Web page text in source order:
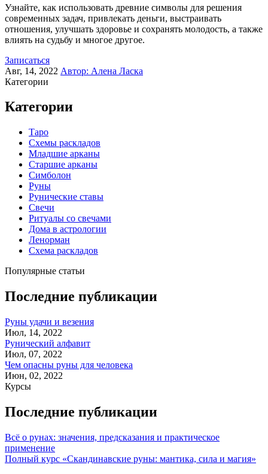
Узнайте, как использовать древние символы для решения
современных задач, привлекать деньги, выстраивать
отношения, улучшать здоровье и сохранять молодость, а также
влиять на судьбу и многое другое.
Записаться
Авг, 14, 2022 Автор: Алена Ласка
Категории
Категории
Таро
Схемы раскладов
Младшие арканы
Старшие арканы
Симболон
Руны
Рунические ставы
Свечи
Ритуалы со свечами
Дома в астрологии
Ленорман
Схема раскладов
Популярные статьи
Последние публикации
Руны удачи и везения
Июл, 14, 2022
Рунический алфавит
Июл, 07, 2022
Чем опасны руны для человека
Июн, 02, 2022
Курсы
Последние публикации
Всё о рунах: значения, предсказания и практическое
применение
Полный курс «Скандинавские руны: мантика, сила и магия»